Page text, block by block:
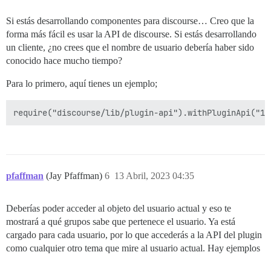
Si estás desarrollando componentes para discourse… Creo que la
forma más fácil es usar la API de discourse. Si estás desarrollando
un cliente, ¿no crees que el nombre de usuario debería haber sido
conocido hace mucho tiempo?
Para lo primero, aquí tienes un ejemplo;
pfaffman (Jay Pfaffman) 13 Abril, 2023 04:35
6
Deberías poder acceder al objeto del usuario actual y eso te
mostrará a qué grupos sabe que pertenece el usuario. Ya está
cargado para cada usuario, por lo que accederás a la API del plugin
como cualquier otro tema que mire al usuario actual. Hay ejemplos